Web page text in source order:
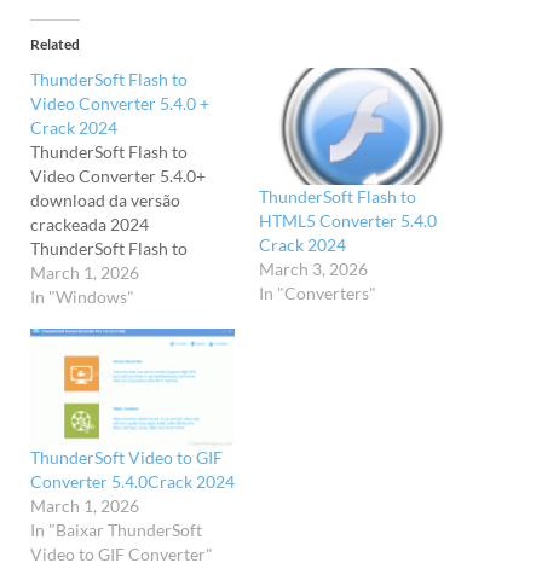
Related
ThunderSoft Flash to
Video Converter 5.4.0 +
Crack 2024
ThunderSoft Flash to
Video Converter 5.4.0+
download da versão
crackeada 2024
ThunderSoft Flash to
Video Converter 5.4.0
Crack é um poderoso
arquivos Flash. Usando
este programa, você pode
converter formatos Flash
em formatos de vídeo
comuns e usá-los em vários
reprodutores. Como
outras ferramentas
populares de…
March 1, 2026
In "Windows"
ThunderSoft Flash to
HTML5 Converter 5.4.0
Crack 2024
March 3, 2026
In "Converters"
ThunderSoft Video to GIF
Converter 5.4.0Crack 2024
March 1, 2026
In "Baixar ThunderSoft
Video to GIF Converter"